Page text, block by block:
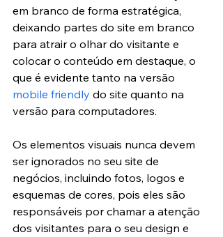
em branco de forma estratégica,
deixando partes do site em branco
para atrair o olhar do visitante e
colocar o conteúdo em destaque, o
que é evidente tanto na versão
mobile friendly do site quanto na
versão para computadores.
Os elementos visuais nunca devem
ser ignorados no seu site de
negócios, incluindo fotos, logos e
esquemas de cores, pois eles são
responsáveis por chamar a atenção
dos visitantes para o seu design e